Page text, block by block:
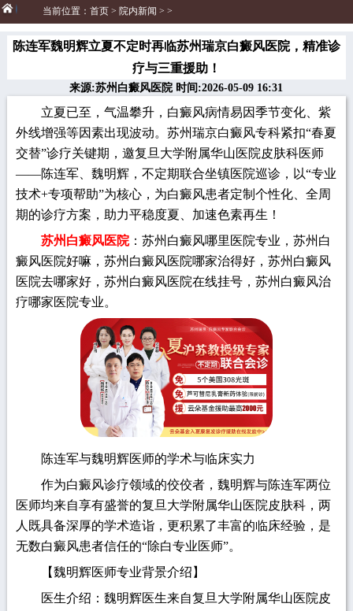
当前位置： 首页> 院内新闻 > >
陈连军魏明辉立夏不定时再临苏州瑞京白癜风医院，精准诊
疗与三重援助！
来源:苏州白癜风医院 时间:2026-05-09 16:31
立夏已至，气温攀升，白癜风病情易因季节变化、紫
外线增强等因素出现波动。苏州瑞京白癜风专科紧扣“春夏
交替”诊疗关键期，邀复旦大学附属华山医院皮肤科医师
——陈连军、魏明辉，不定期联合坐镇医院巡诊，以“专业
技术+专项帮助”为核心，为白癜风患者定制个性化、全周
期的诊疗方案，助力平稳度夏、加速色素再生！
苏州白癜风医院：苏州白癜风哪里医院专业，苏州白
癜风医院好嘛，苏州白癜风医院哪家治得好，苏州白癜风
医院去哪家好，苏州白癜风医院在线挂号，苏州白癜风治
疗哪家医院专业。
陈连军与魏明辉医师的学术与临床实力
作为白癜风诊疗领域的佼佼者，魏明辉与陈连军两位
医师均来自享有盛誉的复旦大学附属华山医院皮肤科，两
人既具备深厚的学术造诣，更积累了丰富的临床经验，是
无数白癜风患者信任的“除白专业医师”。
【魏明辉医师专业背景介绍】
医生介绍：魏明辉医生来自复旦大学附属华山医院皮